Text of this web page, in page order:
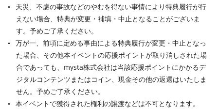
天災、不慮の事故などのやむを得ない事情により特典履行が行
えない場合、特典が変更・補填・中止となることがございま
す。予めご了承ください。
万が一、前項に定める事由による特典履行が変更・中止となっ
た場合、その他本イベントの応援ポイントが取り消しされた場
合であっても、mysta株式会社は当該応援ポイントにかかるデ
ジタルコンテンツまたはコイン、現金その他の返還はいたしま
せん。予めご了承ください。
本イベントで獲得された権利の譲渡などは不可となります。